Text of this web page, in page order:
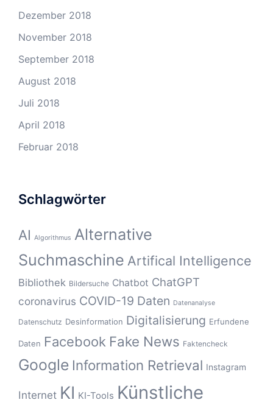
Dezember 2018
November 2018
September 2018
August 2018
Juli 2018
April 2018
Februar 2018
Schlagwörter
AI Algorithmus Alternative
Suchmaschine Artifical Intelligence
Bibliothek Bildersuche Chatbot ChatGPT
coronavirus COVID-19 Daten Datenanalyse
Datenschutz Desinformation Digitalisierung Erfundene
Daten Facebook Fake News Faktencheck
Google Information Retrieval Instagram
Internet KI KI-Tools Künstliche